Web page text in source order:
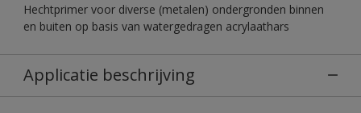
Hechtprimer voor diverse (metalen) ondergronden binnen
en buiten op basis van watergedragen acrylaathars
Applicatie beschrijving